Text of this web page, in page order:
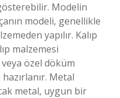
Modelin
modeli, genellikle
yapılır. Kalıp
malzemesi
özel döküm
Metal
metal, uygun bir